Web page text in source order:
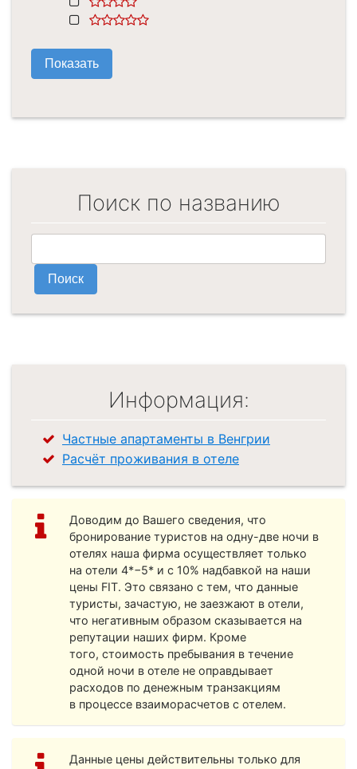
Поиск по названию
Информация:
Частные апартаменты в Венгрии
Расчёт проживания в отеле
Доводим до Вашего сведения, что
бронирование туристов на одну-две ночи в
отелях наша фирма осуществляет только
на отели 4*−5* и с 10% надбавкой на наши
цены FIT. Это связано с тем, что данные
туристы, зачастую, не заезжают в отели,
что негативным образом сказывается на
репутации наших фирм. Кроме
того, стоимость пребывания в течение
одной ночи в отеле не оправдывает
расходов по денежным транзакциям
в процессе взаиморасчетов с отелем.
Данные цены действительны только для